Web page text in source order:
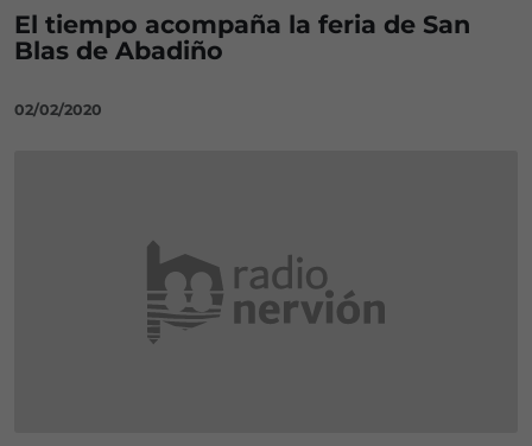
El tiempo acompaña la feria de San
Blas de Abadiño
02/02/2020